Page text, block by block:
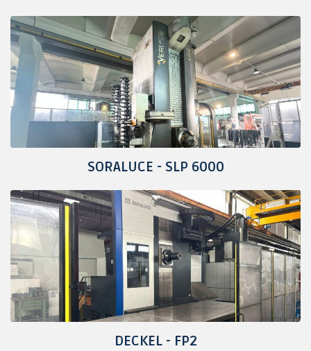
SORALUCE - SLP 6000
DECKEL - FP2